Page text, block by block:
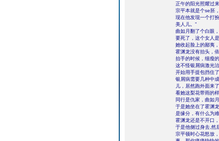
正午的阳光照耀过
宗平本就是个se胚
现在他发现一个打
美人儿。”
曲如月翻了个白眼
要死了，这个女人
她收起脸上的鄙夷
霍渊龙没有抬头，
抬手的时候，细瘦
这不怪银屑病激光
开始用手提包挡住
银屑病需要几种中
儿，居然跑外面来
看她这梨花带雨的
同行是仇家，曲如
于是她坐在了霍渊
是缘分，有什么为
霍渊龙还是不开口
于是他侧过身去,然
宗平顿时心花怒放